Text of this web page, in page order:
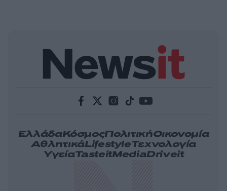
ΕλλάδαΚόσμοςΠολιτικήΟικονομία
ΑθλητικάLifestyleΤεχνολογία
ΥγείαTasteitMediaDriveit